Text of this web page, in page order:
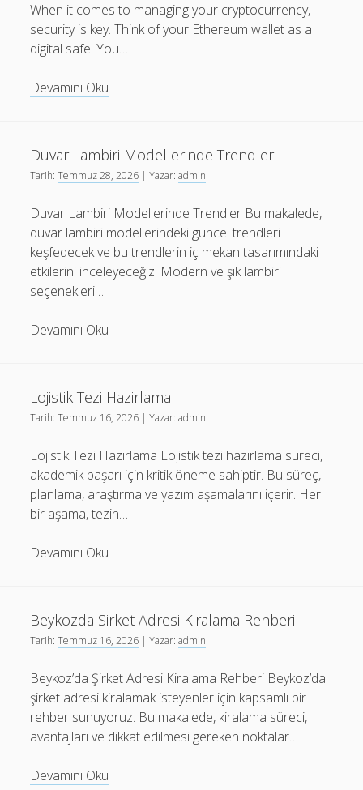
When it comes to managing your cryptocurrency,
security is key. Think of your Ethereum wallet as a
digital safe. You…
Devamını Oku
Security
Comparison
Duvar Lambiri Modellerinde Trendler
Tarih:Temmuz 28, 2026 | Yazar:admin
Duvar Lambiri Modellerinde Trendler Bu makalede,
duvar lambiri modellerindeki güncel trendleri
keşfedecek ve bu trendlerin iç mekan tasarımındaki
etkilerini inceleyeceğiz. Modern ve şık lambiri
seçenekleri…
Devamını Oku
Trendler
Lojistik Tezi Hazirlama
Tarih:Temmuz 16, 2026 | Yazar:admin
Lojistik Tezi Hazırlama Lojistik tezi hazırlama süreci,
akademik başarı için kritik öneme sahiptir. Bu süreç,
planlama, araştırma ve yazım aşamalarını içerir. Her
bir aşama, tezin…
Devamını Oku
Beykozda Sirket Adresi Kiralama Rehberi
Tarih:Temmuz 16, 2026 | Yazar:admin
Beykoz’da Şirket Adresi Kiralama Rehberi Beykoz’da
şirket adresi kiralamak isteyenler için kapsamlı bir
rehber sunuyoruz. Bu makalede, kiralama süreci,
avantajları ve dikkat edilmesi gereken noktalar…
Devamını Oku